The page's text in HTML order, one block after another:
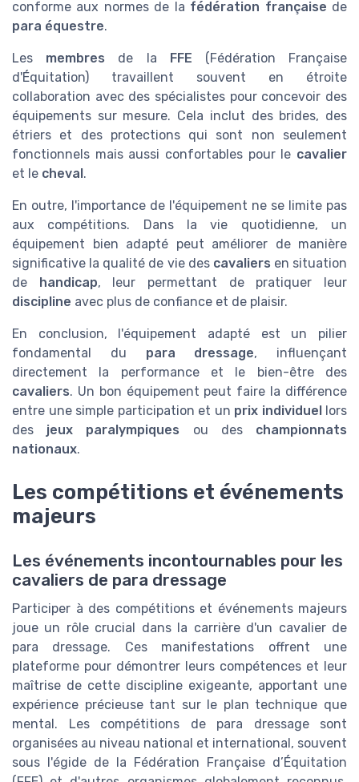
conforme aux normes de la fédération française de
para équestre.
Les membres de la FFE (Fédération Française
d'Équitation) travaillent souvent en étroite
collaboration avec des spécialistes pour concevoir des
équipements sur mesure. Cela inclut des brides, des
étriers et des protections qui sont non seulement
fonctionnels mais aussi confortables pour le cavalier
et le cheval.
En outre, l'importance de l'équipement ne se limite pas
aux compétitions. Dans la vie quotidienne, un
équipement bien adapté peut améliorer de manière
significative la qualité de vie des cavaliers en situation
de handicap, leur permettant de pratiquer leur
discipline avec plus de confiance et de plaisir.
En conclusion, l'équipement adapté est un pilier
fondamental du para dressage, influençant
directement la performance et le bien-être des
cavaliers. Un bon équipement peut faire la différence
entre une simple participation et un prix individuellors
des jeux paralympiques ou des championnats
nationaux.
Les compétitions et événements
majeurs
Les événements incontournables pour les
cavaliers de para dressage
Participer à des compétitions et événements majeurs
joue un rôle crucial dans la carrière d'un cavalier de
para dressage. Ces manifestations offrent une
plateforme pour démontrer leurs compétences et leur
maîtrise de cette discipline exigeante, apportant une
expérience précieuse tant sur le plan technique que
mental. Les compétitions de para dressage sont
organisées au niveau national et international, souvent
sous l'égide de la Fédération Française d’Équitation